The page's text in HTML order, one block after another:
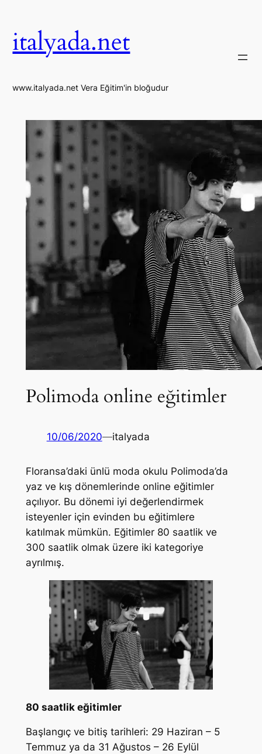
italyada.net
www.italyada.net Vera Eğitim'in bloğudur
Polimoda online eğitimler
10/06/2020—italyada
Floransa’daki ünlü moda okulu Polimoda’da
yaz ve kış dönemlerinde online eğitimler
açılıyor. Bu dönemi iyi değerlendirmek
isteyenler için evinden bu eğitimlere
katılmak mümkün. Eğitimler 80 saatlik ve
300 saatlik olmak üzere iki kategoriye
ayrılmış.
80 saatlik eğitimler
Başlangıç ve bitiş tarihleri: 29 Haziran – 5
Temmuz ya da 31 Ağustos – 26 Eylül